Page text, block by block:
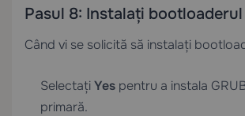
Pasul 8: Instalați bootloaderul
Când vi se solicită să instalați
SelectațiYes pentru a instala
primară.